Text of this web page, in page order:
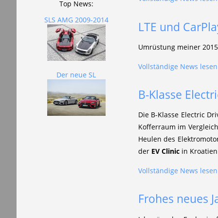
Top News:
SLS AMG 2009-2014
Der neue SL
LTE und
Umrüstung meiner
Vollständige News
B-Klasse
Die B-Klasse Electric
Kofferraum im
Heulen des
der EV Clinicin
Vollständige News
Frohes neues